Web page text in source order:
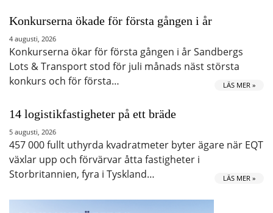
Konkurserna ökade för första gången i år
4 augusti, 2026
Konkurserna ökar för första gången i år Sandbergs
Lots & Transport stod för juli månads näst största
konkurs och för första…
LÄS MER »
14 logistikfastigheter på ett bräde
5 augusti, 2026
457 000 fullt uthyrda kvadratmeter byter ägare när EQT
växlar upp och förvärvar åtta fastigheter i
Storbritannien, fyra i Tyskland…
LÄS MER »